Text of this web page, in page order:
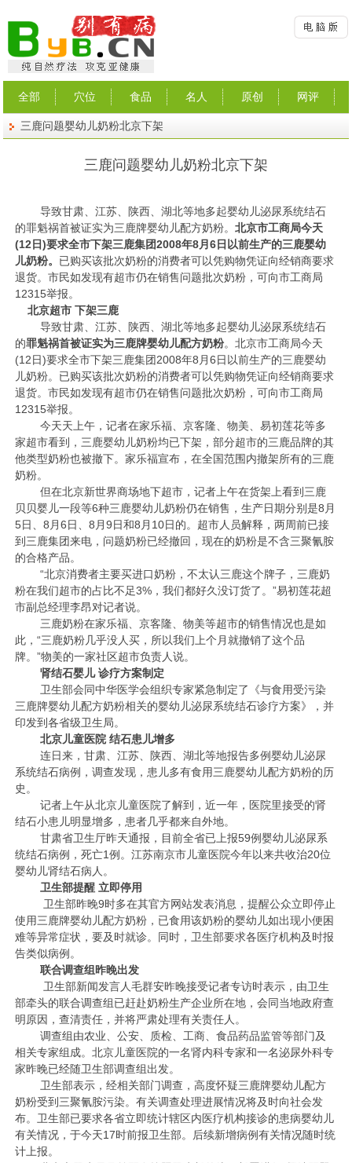
全部 穴位 食品 名人 原创 网评
三鹿问题婴幼儿奶粉北京下架
三鹿问题婴幼儿奶粉北京下架
导致甘肃、江苏、陕西、湖北等地多起婴幼儿泌尿系统结石
的罪魁祸首被证实为三鹿牌婴幼儿配方奶粉。北京市工商局今天
(12日)要求全市下架三鹿集团2008年8月6日以前生产的三鹿婴幼
儿奶粉。 已购买该批次奶粉的消费者可以凭购物凭证向经销商要求
退货。市民如发现有超市仍在销售问题批次奶粉，可向市工商局
12315举报。
北京超市下架三鹿
导致甘肃、江苏、陕西、湖北等地多起婴幼儿泌尿系统结石
的罪魁祸首被证实为三鹿牌婴幼儿配方奶粉。北京市工商局今天
(12日)要求全市下架三鹿集团2008年8月6日以前生产的三鹿婴幼
儿奶粉。已购买该批次奶粉的消费者可以凭购物凭证向经销商要求
退货。市民如发现有超市仍在销售问题批次奶粉，可向市工商局
12315举报。
今天天上午，记者在家乐福、京客隆、物美、易初莲花等多
家超市看到，三鹿婴幼儿奶粉均已下架，部分超市的三鹿品牌的其
他类型奶粉也被撤下。家乐福宣布，在全国范围内撤架所有的三鹿
奶粉。
但在北京新世界商场地下超市，记者上午在货架上看到三鹿
贝贝婴儿一段等6种三鹿婴幼儿奶粉仍在销售，生产日期分别是8月
5日、8月6日、8月9日和8月10日的。超市人员解释，两周前已接
到三鹿集团来电，问题奶粉已经撤回，现在的奶粉是不含三聚氰胺
的合格产品。
“北京消费者主要买进口奶粉，不太认三鹿这个牌子，三鹿奶
粉在我们超市的占比不足3%，我们都好久没订货了。”易初莲花超
市副总经理李昂对记者说。
三鹿奶粉在家乐福、京客隆、物美等超市的销售情况也是如
此，“三鹿奶粉几乎没人买，所以我们上个月就撤销了这个品
牌。”物美的一家社区超市负责人说。
肾结石婴儿 诊疗方案制定
卫生部会同中华医学会组织专家紧急制定了《与食用受污染
三鹿牌婴幼儿配方奶粉相关的婴幼儿泌尿系统结石诊疗方案》，并
印发到各省级卫生局。
北京儿童医院 结石患儿增多
连日来，甘肃、江苏、陕西、湖北等地报告多例婴幼儿泌尿
系统结石病例，调查发现，患儿多有食用三鹿婴幼儿配方奶粉的历
史。
记者上午从北京儿童医院了解到，近一年，医院里接受的肾
结石小患儿明显增多，患者几乎都来自外地。
甘肃省卫生厅昨天通报，目前全省已上报59例婴幼儿泌尿系
统结石病例，死亡1例。江苏南京市儿童医院今年以来共收治20位
婴幼儿肾结石病人。
卫生部提醒 立即停用
卫生部昨晚9时多在其官方网站发表消息，提醒公众立即停止
使用三鹿牌婴幼儿配方奶粉，已食用该奶粉的婴幼儿如出现小便困
难等异常症状，要及时就诊。同时，卫生部要求各医疗机构及时报
告类似病例。
联合调查组昨晚出发
卫生部新闻发言人毛群安昨晚接受记者专访时表示，由卫生
部牵头的联合调查组已赶赴奶粉生产企业所在地，会同当地政府查
明原因，查清责任，并将严肃处理有关责任人。
调查组由农业、公安、质检、工商、食品药品监管等部门及
相关专家组成。北京儿童医院的一名肾内科专家和一名泌尿外科专
家昨晚已经随卫生部调查组出发。
卫生部表示，经相关部门调查，高度怀疑三鹿牌婴幼儿配方
奶粉受到三聚氰胺污染。有关调查处理进展情况将及时向社会发
布。卫生部已要求各省立即统计辖区内医疗机构接诊的患病婴幼儿
有关情况，于今天17时前报卫生部。后续新增病例有关情况随时统
计上报。